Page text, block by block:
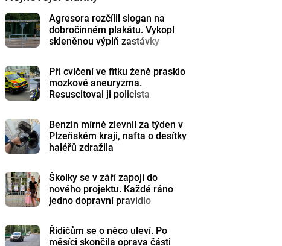
Agresora rozčílil slogan na
dobročinném plakátu. Vykopl
skleněnou výplň zastávky
Při cvičení ve fitku ženě prasklo
mozkové aneuryzma.
Resuscitoval ji policista
Benzin mírně zlevnil za týden v
Plzeňském kraji, nafta o desítky
haléřů zdražila
Školky se v září zapojí do
nového projektu. Každé ráno
jedno dopravní pravidlo
Řidičům se o něco uleví. Po
měsíci skončila oprava části